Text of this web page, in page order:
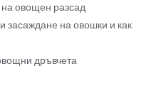
овощен разсад
засаждане на овошки и как
дръвчета